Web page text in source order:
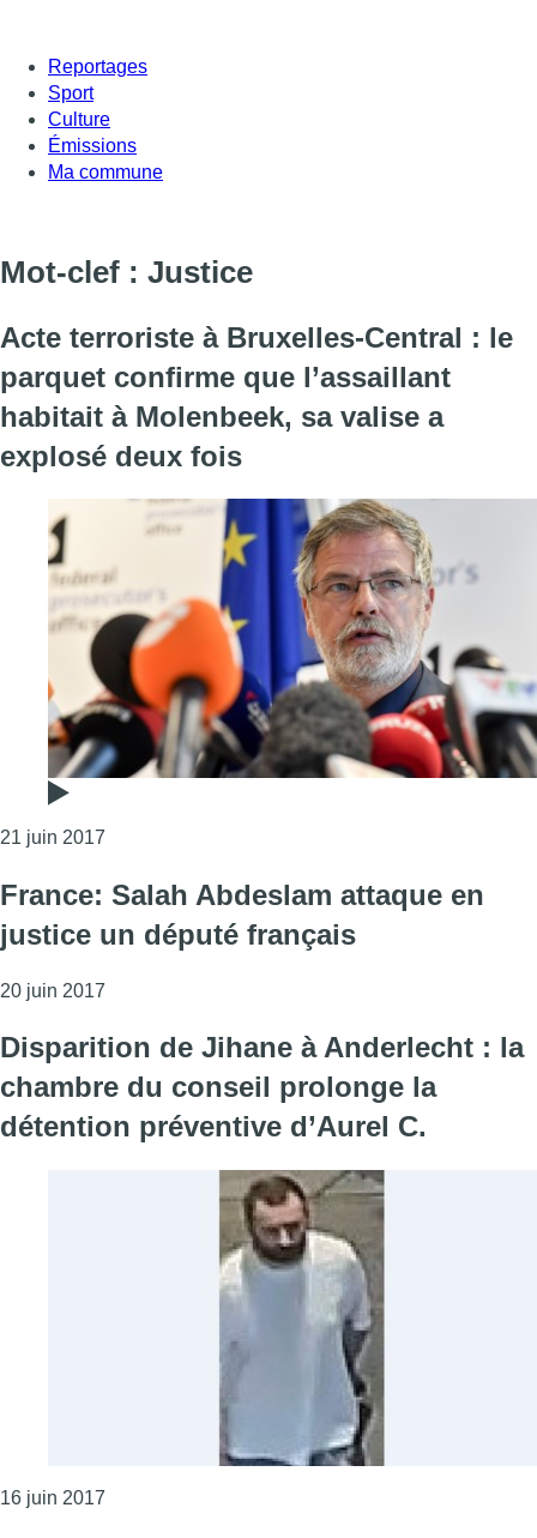
Reportages
Sport
Culture
Émissions
Ma commune
Mot-clef : Justice
Acte terroriste à Bruxelles-Central : le
parquet confirme que l’assaillant
habitait à Molenbeek, sa valise a
explosé deux fois
21 juin 2017
France: Salah Abdeslam attaque en
justice un député français
20 juin 2017
Disparition de Jihane à Anderlecht : la
chambre du conseil prolonge la
détention préventive d’Aurel C.
16 juin 2017